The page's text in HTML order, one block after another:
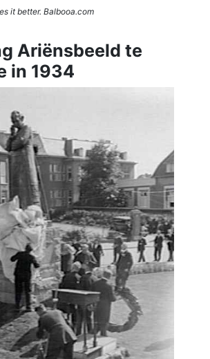
it better. Balbooa.com
Ariënsbeeld te
in 1934